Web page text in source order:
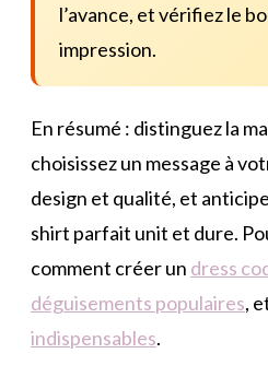
l’avance, et vérifiez le
impression.
En résumé : distinguez la
choisissez un message à
design et qualité, et
shirt parfait unit et dure.
comment créer un dress
déguisements populaires,
indispensables.